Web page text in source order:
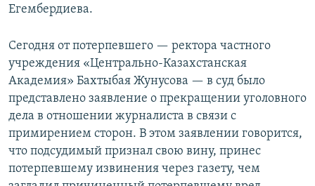
Егембердиева.
Сегодня от потерпевшего — ректора частного
учреждения «Центрально-Казахстанская
Академия» Бахтыбая Жунусова — в суд было
представлено заявление о прекращении уголовного
дела в отношении журналиста в связи с
примирением сторон. В этом заявлении говорится,
что подсудимый признал свою вину, принес
потерпевшему извинения через газету, чем